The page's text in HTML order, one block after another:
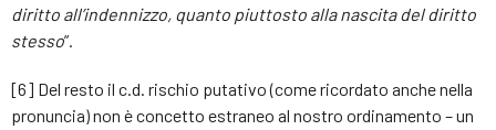
diritto all’indennizzo, quanto piuttosto alla nascita del diritto
stesso”.
[6] Del resto il c.d. rischio putativo (come ricordato anche nella
pronuncia) non è concetto estraneo al nostro ordinamento – un